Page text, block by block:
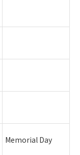
Memorial Day